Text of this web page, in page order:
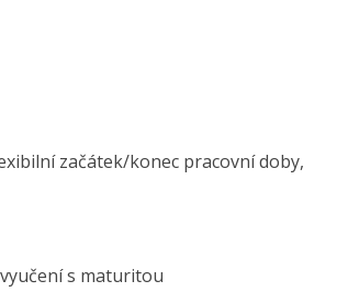
začátek/konec pracovní doby,
s maturitou